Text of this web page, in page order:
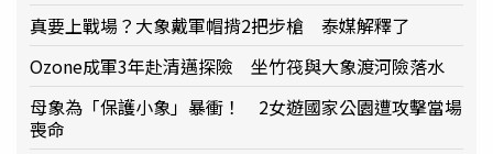
真要上戰場？大象戴軍帽揹2把步槍 泰媒解釋了
Ozone成軍3年赴清邁探險 坐竹筏與大象渡河險落水
母象為「保護小象」暴衝！ 2女遊國家公園遭攻擊當場
喪命